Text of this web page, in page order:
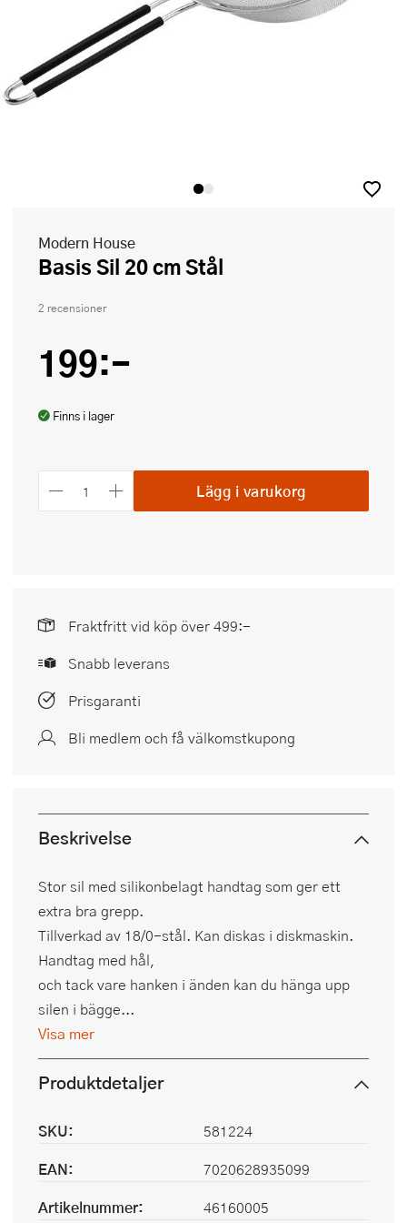
Modern House
Basis Sil 20 cm Stål
2 recensioner
199:-
Finns i lager
Lägg i varukorg
Fraktfritt vid köp över 499:-
Snabb leverans
Prisgaranti
Bli medlem och få välkomstkupong
Beskrivelse
Stor sil med silikonbelagt handtag som ger ett
extra bra grepp.
Tillverkad av 18/0-stål. Kan diskas i diskmaskin.
Handtag med hål,
och tack vare hanken i änden kan du hänga upp
silen i bägge...
Visa mer
Produktdetaljer
SKU:
581224
EAN:
7020628935099
Artikelnummer:
46160005